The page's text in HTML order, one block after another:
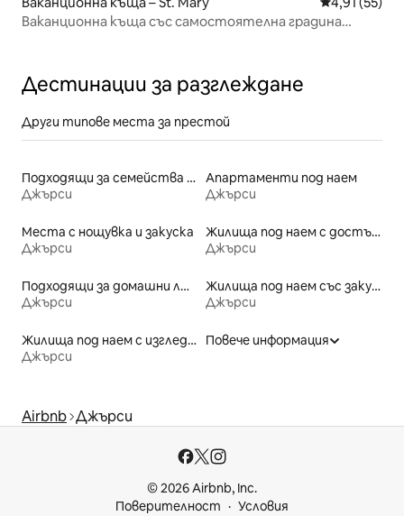
Ваканционна къща със самостоятелна градина
Дестинации за разглеждане
Други типове места за престой
Подходящи за семейства места под наем
Джърси
Апартаменти под наем
Джърси
Места с нощувка и закуска
Джърси
Жилища под наем с достъп до плажа
Джърси
Подходящи за домашни любимци места под наем
Джърси
Жилища под наем със закуска
Джърси
Жилища под наем с изглед към плажа
Джърси
Повече информация
Airbnb Джърси
© 2026 Airbnb, Inc.
Поверителност
Условия